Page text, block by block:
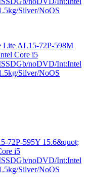
Lite AL15-72P-598M
Core i5
noDVD/Int:Intel
Silver/NoOS